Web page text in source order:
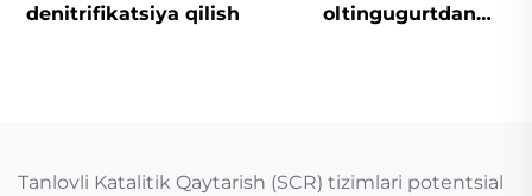
denitrifikatsiya qilish
oltingugurtdan
Tanlovli Katalitik Qaytarish (SCR) tizimlari potentsial